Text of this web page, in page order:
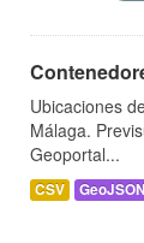
Ubicaciones
Málaga.
Geoportal...
CSV GeoJSON